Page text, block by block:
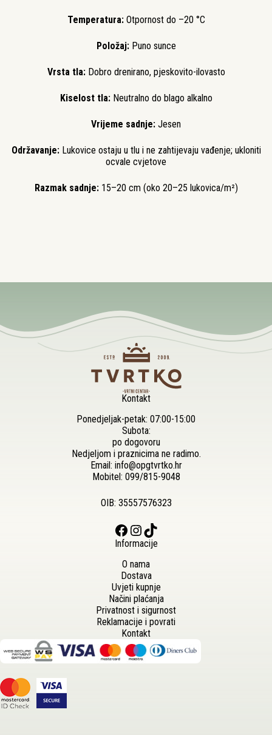
Temperatura: Otpornost do –20 °C
Položaj: Puno sunce
Vrsta tla: Dobro drenirano, pjeskovito-ilovasto
Kiselost tla: Neutralno do blago alkalno
Vrijeme sadnje: Jesen
Održavanje: Lukovice ostaju u tlu i ne zahtijevaju vađenje; ukloniti
ocvale cvjetove
Razmak sadnje: 15–20 cm (oko 20–25 lukovica/m²)
Kontakt
Ponedjeljak-petak: 07:00-15:00
Subota:
po dogovoru
Nedjeljom i praznicima ne radimo.
Email: info@opgtvrtko.hr
Mobitel: 099/815-9048
OIB: 35557576323
Facebook Instagram TikTok
Informacije
O nama
Dostava
Uvjeti kupnje
Načini plaćanja
Privatnost i sigurnost
Reklamacije i povrati
Kontakt